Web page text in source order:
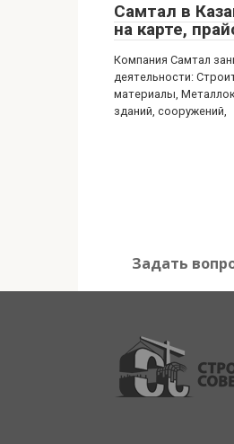
Самтал в
на карте,
Компания Самтал
деятельности:
материалы,
зданий, сооружений,
Задать